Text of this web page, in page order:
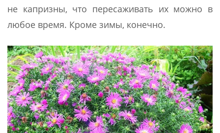
не капризны, что пересаживать их можно в
любое время. Кроме зимы, конечно.